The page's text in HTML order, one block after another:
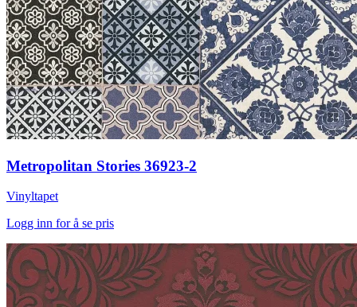
Metropolitan Stories 36923-2
Vinyltapet
Logg inn for å se pris